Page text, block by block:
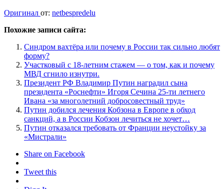
Оригинал от: netbespredelu
Похожие записи сайта:
Синдром вахтёра или почему в России так сильно любят
форму?
Участковый с 18-летним стажем — о том, как и почему
МВД сгнило изнутри.
Президент РФ Владимир Путин наградил сына
президента «Роснефти» Игоря Сечина 25-ти летнего
Ивана «за многолетний добросовестный труд»
Путин добился лечения Кобзона в Европе в обход
санкций, а в России Кобзон лечиться не хочет…
Путин отказался требовать от Франции неустойку за
«Мистрали»
Share on Facebook
Tweet this